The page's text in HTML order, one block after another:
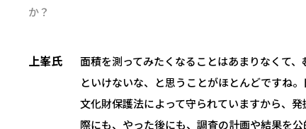
か？
上峯氏
面積を測ってみたくなることはあまりなくて、
といけないな、と思うことがほとんどですね
文化財保護法によって守られていますから、発
際にも、やった後にも、調査の計画や結果を